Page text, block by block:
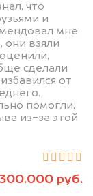
что
и
мне
они взяли
сделали
от
помогли,
из-за этой
руб.
своих
с